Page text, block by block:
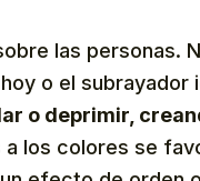
las personas.
o el subrayador
o deprimir,
a los colores se